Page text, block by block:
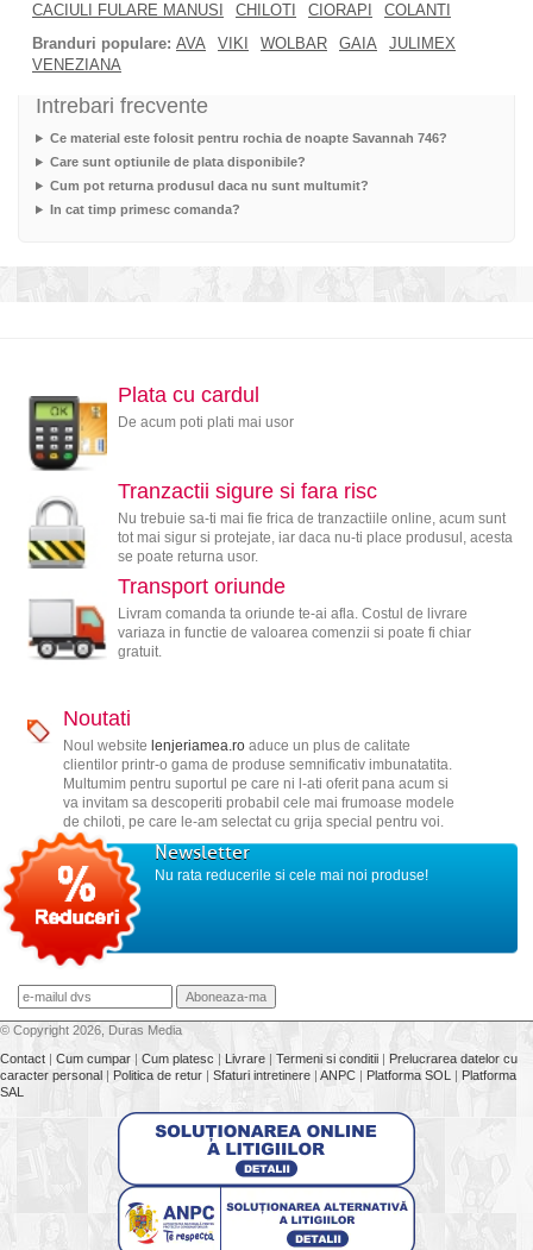
CACIULI FULARE MANUSI
CHILOTI CIORAPI
COLANTI
Branduri populare: AVA VIKI WOLBAR GAIA
JULIMEX
VENEZIANA
Intrebari frecvente
Ce material este folosit pentru rochia de noapte Savannah 746?
Care sunt optiunile de plata disponibile?
Cum pot returna produsul daca nu sunt multumit?
In cat timp primesc comanda?
Plata cu cardul
De acum poti plati mai usor
Tranzactii sigure si fara risc
Nu trebuie sa-ti mai fie frica de tranzactiile online, acum sunt
tot mai sigur si protejate, iar daca nu-ti place produsul, acesta
se poate returna usor.
Transport oriunde
Livram comanda ta oriunde te-ai afla. Costul de livrare
variaza in functie de valoarea comenzii si poate fi chiar
gratuit.
Noutati
Noul website lenjeriamea.roaduce un plus de calitate
clientilor printr-o gama de produse semnificativ imbunatatita.
Multumim pentru suportul pe care ni l-ati oferit pana acum si
va invitam sa descoperiti probabil cele mai frumoase modele
de chiloti, pe care le-am selectat cu grija special pentru voi.
Newsletter
Nu rata reducerile si cele mai noi produse!
© Copyright 2026, Duras Media
Contact | Cum cumpar | Cum platesc | Livrare | Termeni si conditii | Prelucrarea datelor cu
caracter personal | Politica de retur | Sfaturi intretinere | ANPC | Platforma SOL | Platforma
SAL